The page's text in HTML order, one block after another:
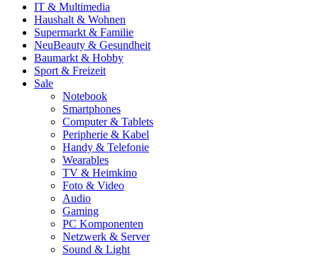
IT & Multimedia
Haushalt & Wohnen
Supermarkt & Familie
NeuBeauty & Gesundheit
Baumarkt & Hobby
Sport & Freizeit
Sale
Notebook
Smartphones
Computer & Tablets
Peripherie & Kabel
Handy & Telefonie
Wearables
TV & Heimkino
Foto & Video
Audio
Gaming
PC Komponenten
Netzwerk & Server
Sound & Light